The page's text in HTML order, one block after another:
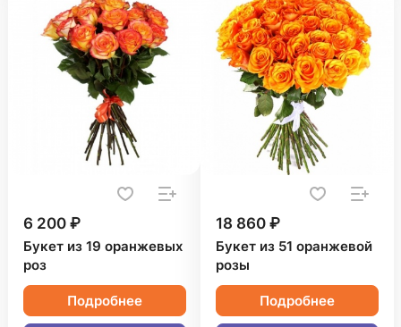
6 200 ₽
Букет из 19 оранжевых
роз
Подробнее
18 860 ₽
Букет из 51 оранжевой
розы
Подробнее